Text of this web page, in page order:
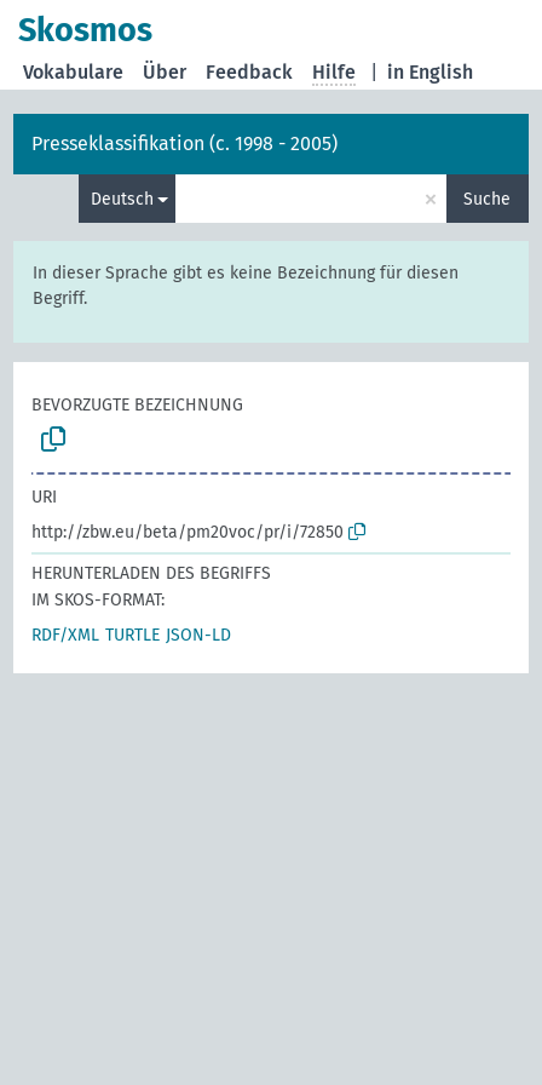
Skosmos
in English
Vokabulare Über Feedback Hilfe
Presseklassifikation (c. 1998 - 2005)
Deutsch × Suche
In dieser Sprache gibt es keine Bezeichnung für diesen
Begriff.
BEVORZUGTE BEZEICHNUNG
URI
http://zbw.eu/beta/pm20voc/pr/i/72850
HERUNTERLADEN DES BEGRIFFS
IM SKOS-FORMAT:
RDF/XML TURTLE JSON-LD